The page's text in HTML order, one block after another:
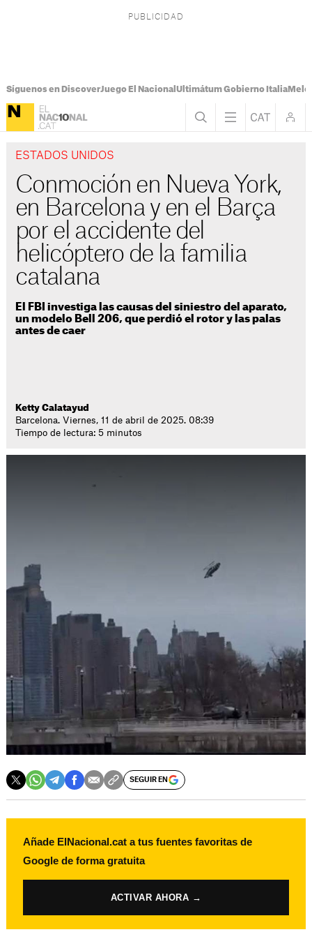
Síguenos en DiscoverJuego El Nacional Ultimátum Gobierno Italia
ESTADOS UNIDOS
Conmoción en Nueva York,
en Barcelona y en el Barça
por el accidente del
helicóptero de la familia
catalana
El FBI investiga las causas del siniestro del aparato,
un modelo Bell 206, que perdió el rotor y las palas
antes de caer
Ketty Calatayud
Barcelona. Viernes, 11 de abril de 2025. 08:39
Tiempo de lectura: 5 minutos
SEGUIR EN
Añade ElNacional.cat a tus fuentes favoritas de
Google de forma gratuita
ACTIVAR AHORA →